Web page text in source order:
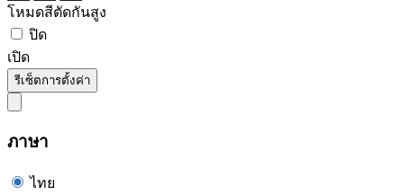
โหมดสีตัดกันสูง
ปิด
เปิด
รีเซ็ตการตั้งค่า
ภาษา
ไทย